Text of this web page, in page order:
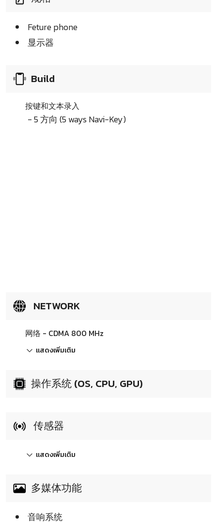
Feture phone
显示器
Build
按键和文本录入
- 5 方向 (5 ways Navi-Key)
NETWORK
网络 - CDMA 800 MHz
แสดงเพิ่มเติม
操作系统 (OS, CPU, GPU)
传感器
แสดงเพิ่มเติม
多媒体功能
音响系统